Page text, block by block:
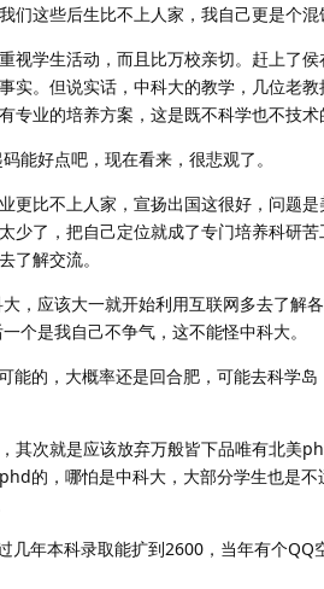
这些后生比不上人家，我自己更是个混
学生活动，而且比万校亲切。赶上了
。但说实话，中科大的教学，几位老
业的培养方案，这是既不科学也不技术
能好点吧，现在看来，很悲观了。
比不上人家，宣扬出国这很好，问题
了，把自己定位就成了专门培养科研
了解交流。
应该大一就开始利用互联网多去了解
个是我自己不争气，这不能怪中科大。
的，大概率还是回合肥，可能去科学
次就是应该放弃万般皆下品唯有北美
的，哪怕是中科大，大部分学生也是
年本科录取能扩到2600，当年有个QQ